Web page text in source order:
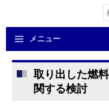
メニュー
取り出した燃
関する検討